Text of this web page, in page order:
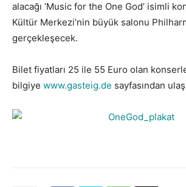
alacağı ‘Music for the One God’ isimli
Kültür Merkezi’nin büyük salonu
gerçekleşecek.
Bilet fiyatları 25 ile 55 Euro olan
bilgiye www.gasteig.de sayfasından